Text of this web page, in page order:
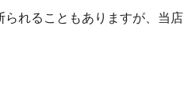
られることもありますが、当店